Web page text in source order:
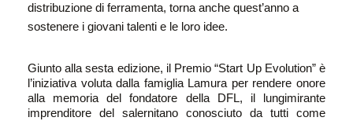
distribuzione di ferramenta, torna anche quest’anno a
sostenere i giovani talenti e le loro idee.
Giunto alla sesta edizione, il Premio “Start Up Evolution” è
l’iniziativa voluta dalla famiglia Lamura per rendere onore
alla memoria del fondatore della DFL, il lungimirante
imprenditore del salernitano conosciuto da tutti come